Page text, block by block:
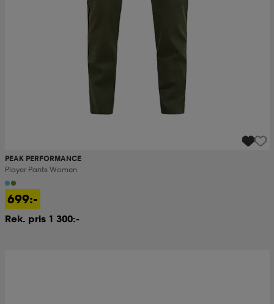
PEAK PERFORMANCE
Player Pants Women
699:-
Rek. pris 1 300:-